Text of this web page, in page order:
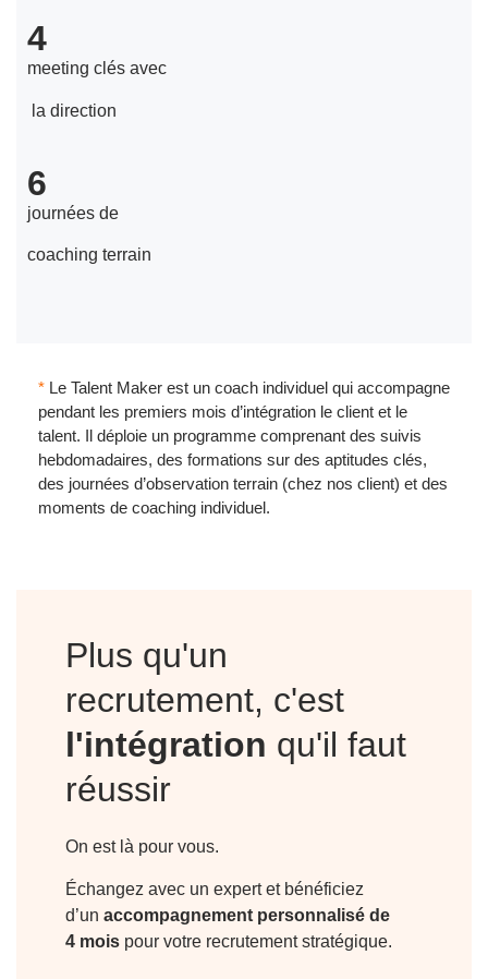
* Le Talent Maker est un coach individuel qui accompagne
pendant les premiers mois d’intégration le client et le
talent. Il déploie un programme comprenant des suivis
hebdomadaires, des formations sur des aptitudes clés,
des journées d’observation terrain (chez nos client) et des
moments de coaching individuel.
4
meeting clés avec
la direction
6
journées de
coaching terrain
Plus qu'un
recrutement, c'est
l'intégration qu'il faut
réussir
On est là pour vous.
Échangez avec un expert et bénéficiez
d’un accompagnement personnalisé de
4 mois pour votre recrutement stratégique.